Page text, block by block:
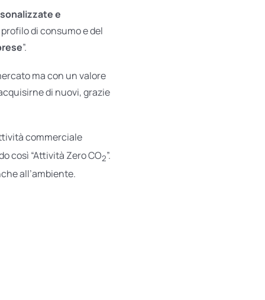
e
di consumo e del
”.
ma con un valore
di nuovi, grazie
commerciale
così “Attività Zero CO2”.
all’ambiente.